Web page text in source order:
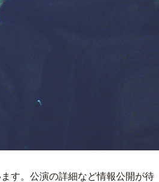
す。公演の詳細など情報公開が待